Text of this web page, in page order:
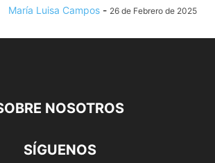
María Luisa Campos - 26 de Febrero de 2025
NOSOTROS
SÍGUENOS